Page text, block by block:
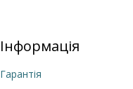
Інформація
Гарантія